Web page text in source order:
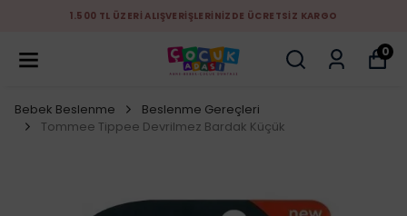
1.500 TL ÜZERİ ALIŞVERİŞLERİNİZDE ÜCRETSİZ KARGO
0
Bebek Beslenme
Beslenme Gereçleri
Tommee Tippee Devrilmez Bardak Küçük